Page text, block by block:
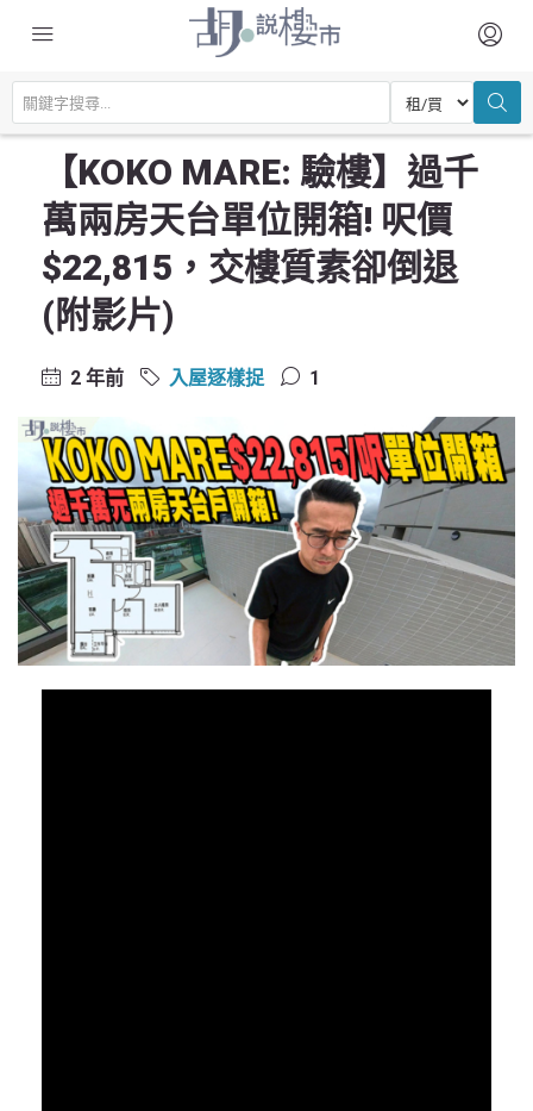
主頁
入屋逐樣捉
【KOKO MARE: 驗樓】過千萬兩房天台單位開箱! 呎價$22,815，交樓質
素卻倒退 (附影片)
【KOKO MARE: 驗樓】過千
萬兩房天台單位開箱! 呎價
$22,815，交樓質素卻倒退
(附影片)
2 年前 入屋逐樣捉 1